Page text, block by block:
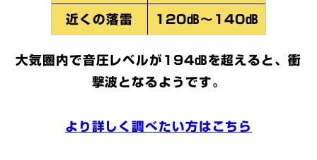
近くの落雷 120㏈～140㏈
大気圏内で音圧レベルが194㏈を超えると、衝
撃波となるようです。
より詳しく調べたい方はこちら